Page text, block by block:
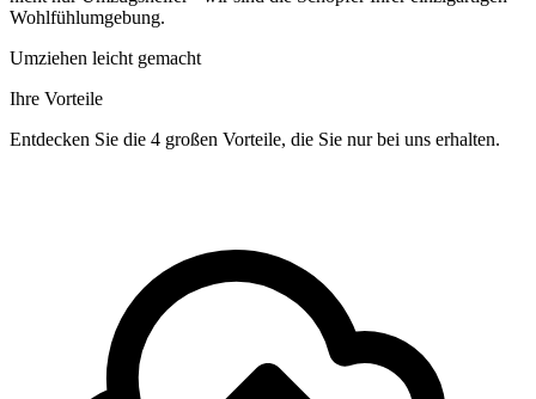
Wohlfühlumgebung.
Umziehen leicht gemacht
Ihre Vorteile
Entdecken Sie die 4 großen Vorteile, die Sie nur bei uns erhalten.